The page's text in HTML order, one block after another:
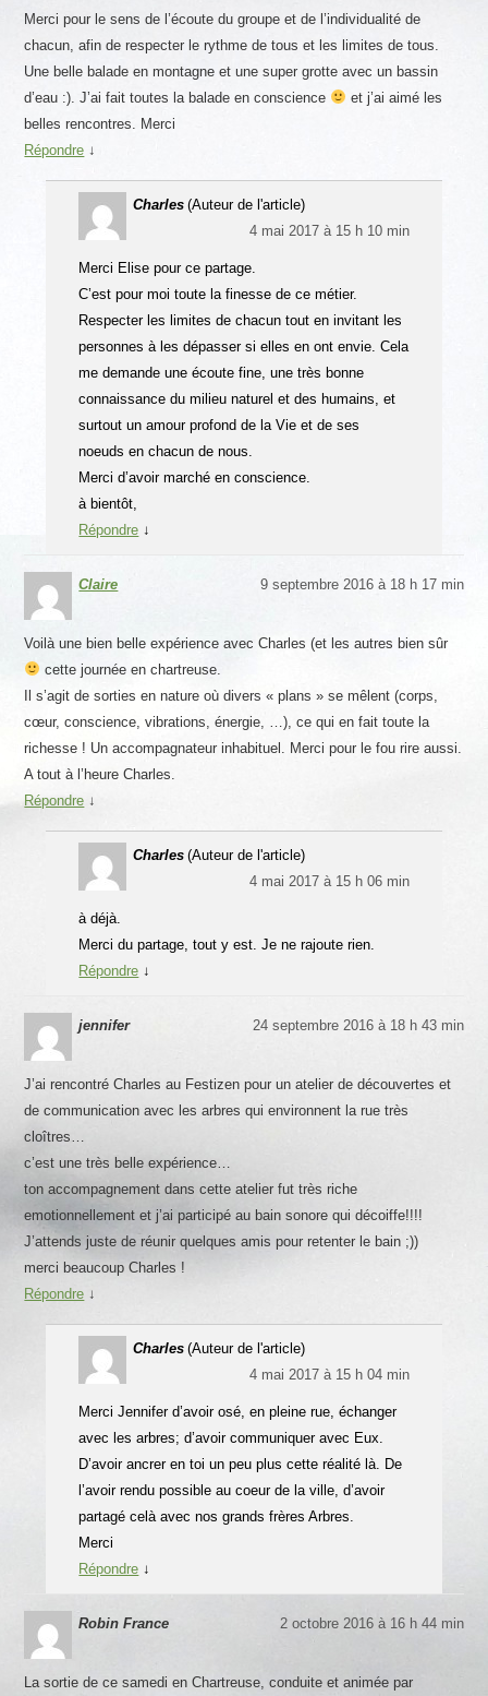
Merci pour le sens de l’écoute du groupe et de l’individualité de
chacun, afin de respecter le rythme de tous et les limites de tous.
Une belle balade en montagne et une super grotte avec un bassin
d’eau :). J’ai fait toutes la balade en conscience
et j’ai aimé les
belles rencontres. Merci
Répondre ↓
Charles (Auteur de l'article)
4 mai 2017 à 15 h 10 min
Merci Elise pour ce partage.
C’est pour moi toute la finesse de ce métier.
Respecter les limites de chacun tout en invitant les
personnes à les dépasser si elles en ont envie. Cela
me demande une écoute fine, une très bonne
connaissance du milieu naturel et des humains, et
surtout un amour profond de la Vie et de ses
noeuds en chacun de nous.
Merci d’avoir marché en conscience.
à bientôt,
Répondre ↓
Claire 9 septembre 2016 à 18 h 17 min
Voilà une bien belle expérience avec Charles (et les autres bien sûr
cette journée en chartreuse.
Il s’agit de sorties en nature où divers « plans » se mêlent (corps,
cœur, conscience, vibrations, énergie, …), ce qui en fait toute la
richesse ! Un accompagnateur inhabituel. Merci pour le fou rire aussi.
A tout à l’heure Charles.
Répondre ↓
Charles (Auteur de l'article)
4 mai 2017 à 15 h 06 min
à déjà.
Merci du partage, tout y est. Je ne rajoute rien.
Répondre ↓
jennifer 24 septembre 2016 à 18 h 43 min
J’ai rencontré Charles au Festizen pour un atelier de découvertes et
de communication avec les arbres qui environnent la rue très
cloîtres…
c’est une très belle expérience…
ton accompagnement dans cette atelier fut très riche
emotionnellement et j’ai participé au bain sonore qui décoiffe!!!!
J’attends juste de réunir quelques amis pour retenter le bain ;))
merci beaucoup Charles !
Répondre ↓
Charles (Auteur de l'article)
4 mai 2017 à 15 h 04 min
Merci Jennifer d’avoir osé, en pleine rue, échanger
avec les arbres; d’avoir communiquer avec Eux.
D’avoir ancrer en toi un peu plus cette réalité là. De
l’avoir rendu possible au coeur de la ville, d’avoir
partagé celà avec nos grands frères Arbres.
Merci
Répondre ↓
Robin France 2 octobre 2016 à 16 h 44 min
La sortie de ce samedi en Chartreuse, conduite et animée par